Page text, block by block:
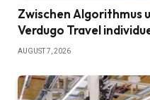
Zwischen Algorithmus
Verdugo Travel
AUGUST 7, 2026